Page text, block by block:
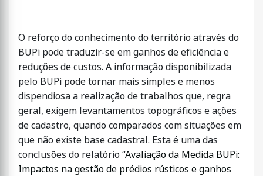
O reforço do conhecimento do território através do
BUPi pode traduzir-se em ganhos de eficiência e
reduções de custos. A informação disponibilizada
pelo BUPi pode tornar mais simples e menos
dispendiosa a realização de trabalhos que, regra
geral, exigem levantamentos topográficos e ações
de cadastro, quando comparados com situações em
que não existe base cadastral. Esta é uma das
conclusões do relatório “Avaliação da Medida BUPi:
Impactos na gestão de prédios rústicos e ganhos